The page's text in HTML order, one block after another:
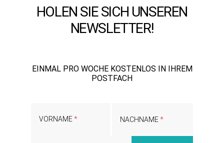
HOLEN SIE SICH UNSEREN
NEWSLETTER!
EINMAL PRO WOCHE KOSTENLOS IN IHREM
POSTFACH
VORNAME NACHNAME